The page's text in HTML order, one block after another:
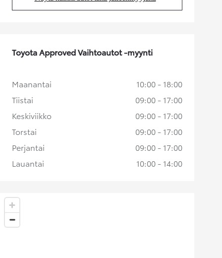
(Aukeaa uudessa välilehdessä)
Toyota Approved Vaihtoautot -myynti
Maanantai
10:00 - 18:00
Tiistai
09:00 - 17:00
Keskiviikko
09:00 - 17:00
Torstai
09:00 - 17:00
Perjantai
09:00 - 17:00
Lauantai
10:00 - 14:00